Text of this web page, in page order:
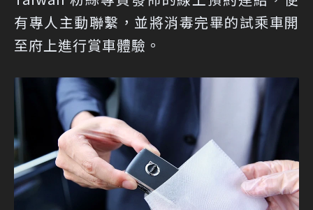
有專人主動聯繫，並將消毒完畢的試乘車開
至府上進行賞車體驗。